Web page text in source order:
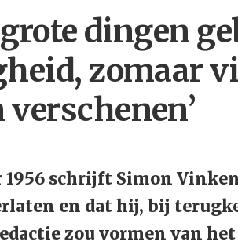
dingen
zomaar
schrijft Simon
en dat hij, bij
zou vormen van